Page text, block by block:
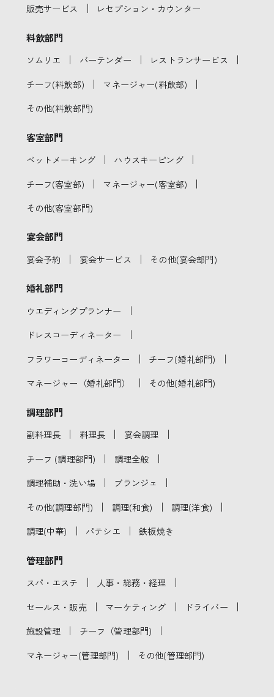
販売サービス ｜ レセプション・カウンター
料飲部門
ソムリエ ｜ バーテンダー ｜ レストランサービス ｜
チーフ(料飲部) ｜ マネージャー(料飲部) ｜
その他(料飲部門)
客室部門
ベットメーキング ｜ ハウスキーピング ｜
チーフ(客室部) ｜ マネージャー(客室部) ｜
その他(客室部門)
宴会部門
宴会予約 ｜ 宴会サービス ｜ その他(宴会部門)
婚礼部門
ウエディングプランナー ｜
ドレスコーディネーター ｜
フラワーコーディネーター ｜ チーフ(婚礼部門) ｜
マネージャー（婚礼部門） ｜ その他(婚礼部門)
調理部門
副料理長 ｜ 料理長 ｜ 宴会調理 ｜
チーフ (調理部門) ｜ 調理全般 ｜
調理補助・洗い場 ｜ ブランジェ ｜
その他(調理部門) ｜ 調理(和食) ｜ 調理(洋食) ｜
調理(中華) ｜ パテシエ ｜ 鉄板焼き
管理部門
スパ・エステ ｜ 人事・総務・経理 ｜
セールス・販売 ｜ マーケティング ｜ ドライバー ｜
施設管理 ｜ チーフ（管理部門) ｜
マネージャー(管理部門) ｜ その他(管理部門)